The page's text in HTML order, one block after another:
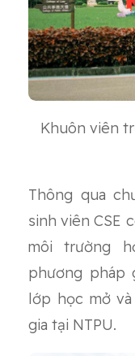
Khuôn viên
Thông qua
sinh viên CSE
môi trường
phương pháp
lớp học mở
gia tại NTPU.